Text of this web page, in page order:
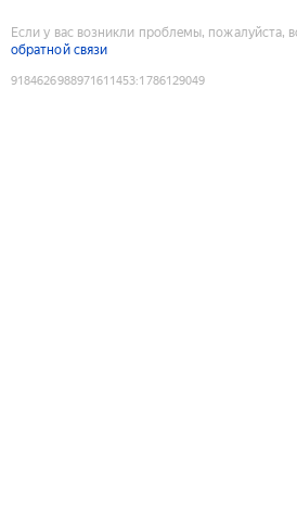
Если у вас возникли проблемы, пожалуйста,
обратной связи
9184626988971611453:1786129049